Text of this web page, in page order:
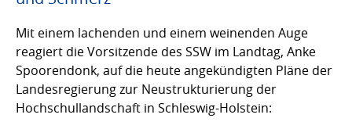
Mit einem lachenden und einem weinenden Auge
reagiert die Vorsitzende des SSW im Land­tag, Anke
Spoorendonk, auf die heute angekündigten Pläne der
Landesregierung zur Neu­struk­tu­r­ie­rung der
Hochschullandschaft in Schleswig-Holstein: